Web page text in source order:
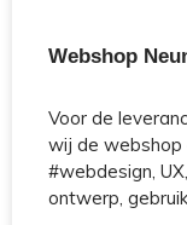
Webshop
Voor de
wij de webshop
#webdesign,
ontwerp,